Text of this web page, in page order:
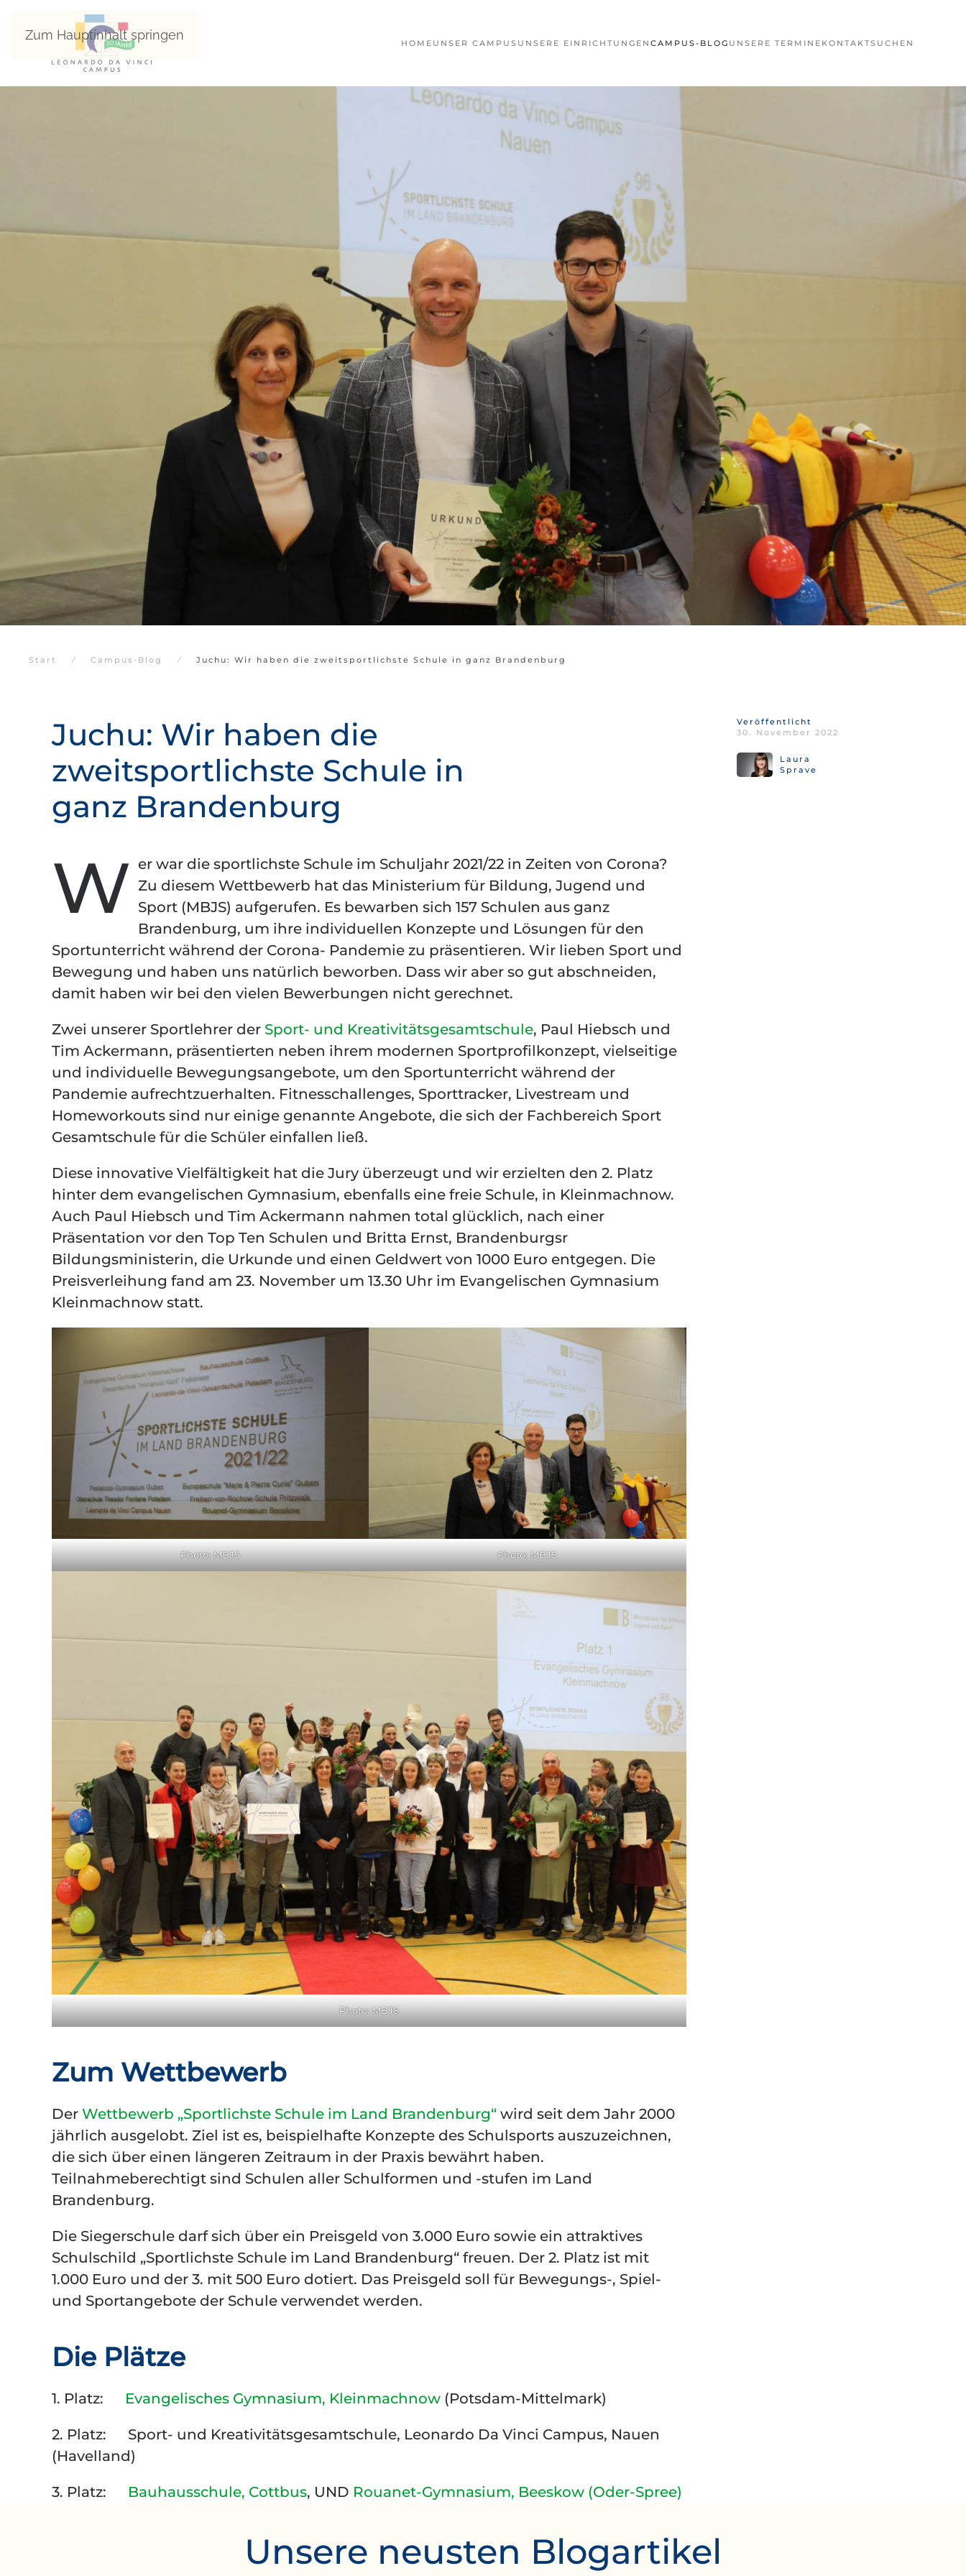
Zum Hauptinhalt springen
HOME UNSER CAMPUS UNSERE EINRICHTUNGEN CAMPUS-BLOG UNSERE TERMINE KONTAKTSUCHEN
Start Campus-Blog Juchu: Wir haben die zweitsportlichste Schule in ganz Brandenburg
Juchu: Wir haben die
zweitsportlichste Schule in
ganz Brandenburg
W er war die sportlichste Schule im Schuljahr 2021/22 in Zeiten von Corona?
Zu diesem Wettbewerb hat das Ministerium für Bildung, Jugend und
Sport (MBJS) aufgerufen. Es bewarben sich 157 Schulen aus ganz
Brandenburg, um ihre individuellen Konzepte und Lösungen für den
Sportunterricht während der Corona- Pandemie zu präsentieren. Wir lieben Sport und
Bewegung und haben uns natürlich beworben. Dass wir aber so gut abschneiden,
damit haben wir bei den vielen Bewerbungen nicht gerechnet.
Zwei unserer Sportlehrer der Sport- und Kreativitätsgesamtschule, Paul Hiebsch und
Tim Ackermann, präsentierten neben ihrem modernen Sportprofilkonzept, vielseitige
und individuelle Bewegungsangebote, um den Sportunterricht während der
Pandemie aufrechtzuerhalten. Fitnesschallenges, Sporttracker, Livestream und
Homeworkouts sind nur einige genannte Angebote, die sich der Fachbereich Sport
Gesamtschule für die Schüler einfallen ließ.
Diese innovative Vielfältigkeit hat die Jury überzeugt und wir erzielten den 2. Platz
hinter dem evangelischen Gymnasium, ebenfalls eine freie Schule, in Kleinmachnow.
Auch Paul Hiebsch und Tim Ackermann nahmen total glücklich, nach einer
Präsentation vor den Top Ten Schulen und Britta Ernst, Brandenburgsr
Bildungsministerin, die Urkunde und einen Geldwert von 1000 Euro entgegen. Die
Preisverleihung fand am 23. November um 13.30 Uhr im Evangelischen Gymnasium
Kleinmachnow statt.
Photo: MBJS Photo: MBJS
Photo: MBJS
Zum Wettbewerb
Der Wettbewerb „Sportlichste Schule im Land Brandenburg“ wird seit dem Jahr 2000
jährlich ausgelobt. Ziel ist es, beispielhafte Konzepte des Schulsports auszuzeichnen,
die sich über einen längeren Zeitraum in der Praxis bewährt haben.
Teilnahmeberechtigt sind Schulen aller Schulformen und -stufen im Land
Brandenburg.
Die Siegerschule darf sich über ein Preisgeld von 3.000 Euro sowie ein attraktives
Schulschild „Sportlichste Schule im Land Brandenburg“ freuen. Der 2. Platz ist mit
1.000 Euro und der 3. mit 500 Euro dotiert. Das Preisgeld soll für Bewegungs-, Spiel-
und Sportangebote der Schule verwendet werden.
Die Plätze
1. Platz: Evangelisches Gymnasium, Kleinmachnow (Potsdam-Mittelmark)
2. Platz: Sport- und Kreativitätsgesamtschule, Leonardo Da Vinci Campus, Nauen
(Havelland)
3. Platz: Bauhausschule, Cottbus, UND Rouanet-Gymnasium, Beeskow (Oder-Spree)
Veröffentlicht
30. November 2022
Laura
Sprave
Unsere neusten Blogartikel